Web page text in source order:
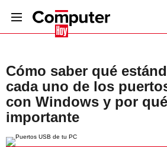
Cómo saber qué
cada uno de los
con Windows y por
importante